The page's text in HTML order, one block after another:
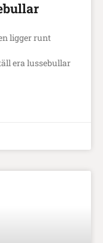
ligger runt
era lussebullar